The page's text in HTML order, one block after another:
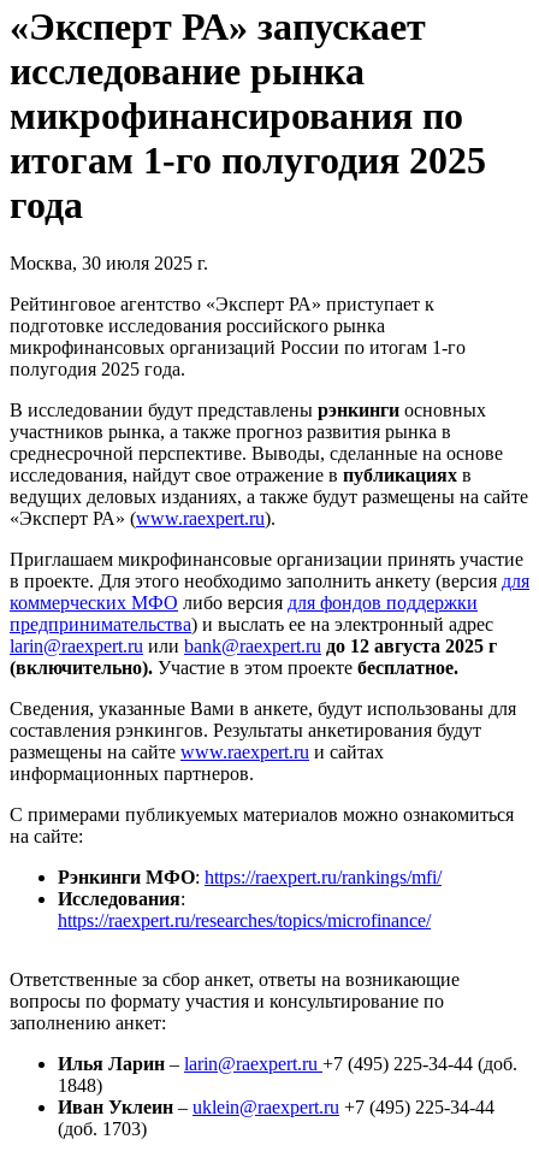
«Эксперт РА» запускает
исследование рынка
микрофинансирования по
итогам 1-го полугодия 2025
года
Москва, 30 июля 2025 г.
Рейтинговое агентство «Эксперт РА» приступает к
подготовке исследования российского рынка
микрофинансовых организаций России по итогам 1-го
полугодия 2025 года.
В исследовании будут представлены рэнкинги основных
участников рынка, а также прогноз развития рынка в
среднесрочной перспективе. Выводы, сделанные на основе
исследования, найдут свое отражение в публикациях в
ведущих деловых изданиях, а также будут размещены на сайте
«Эксперт РА» (www.raexpert.ru).
Приглашаем микрофинансовые организации принять участие
в проекте. Для этого необходимо заполнить анкету (версия для
коммерческих МФО либо версия для фондов поддержки
предпринимательства) и выслать ее на электронный адрес
larin@raexpert.ru или bank@raexpert.ru до 12 августа 2025 г
(включительно). Участие в этом проекте бесплатное.
Сведения, указанные Вами в анкете, будут использованы для
составления рэнкингов. Результаты анкетирования будут
размещены на сайте www.raexpert.ru и сайтах
информационных партнеров.
С примерами публикуемых материалов можно ознакомиться
на сайте:
Рэнкинги МФО: https://raexpert.ru/rankings/mfi/
Исследования:
https://raexpert.ru/researches/topics/microfinance/
Ответственные за сбор анкет, ответы на возникающие
вопросы по формату участия и консультирование по
заполнению анкет:
Илья Ларин – larin@raexpert.ru +7 (495) 225-34-44 (доб.
1848)
Иван Уклеин – uklein@raexpert.ru +7 (495) 225-34-44
(доб. 1703)